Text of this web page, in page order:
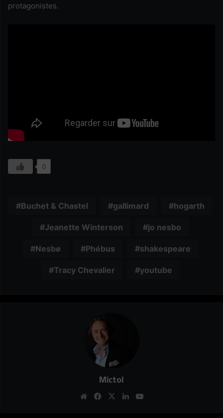
protagonistes.
0
Buchet & Chastel gallimard hogarth
Jeanette Winterson jo nesbo
Nesbø Phébus shakespeare
Tracy Chevalier youtube
Mictol
WebsiteFacebook
X Linkedin